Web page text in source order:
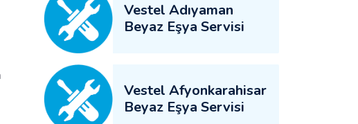
Vestel Adıyaman
Beyaz Eşya Servisi
Vestel Afyonkarahisar
Beyaz Eşya Servisi